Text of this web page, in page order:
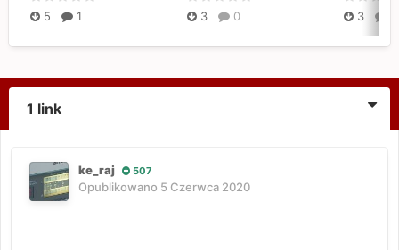
5 1 3 0 3
1 link
ke_raj 507
Opublikowano 5 Czerwca 2020